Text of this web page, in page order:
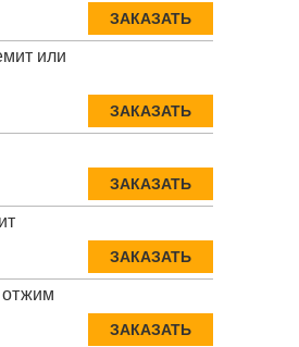
ЗАКАЗАТЬ
или
ЗАКАЗАТЬ
ЗАКАЗАТЬ
ЗАКАЗАТЬ
отжим
ЗАКАЗАТЬ